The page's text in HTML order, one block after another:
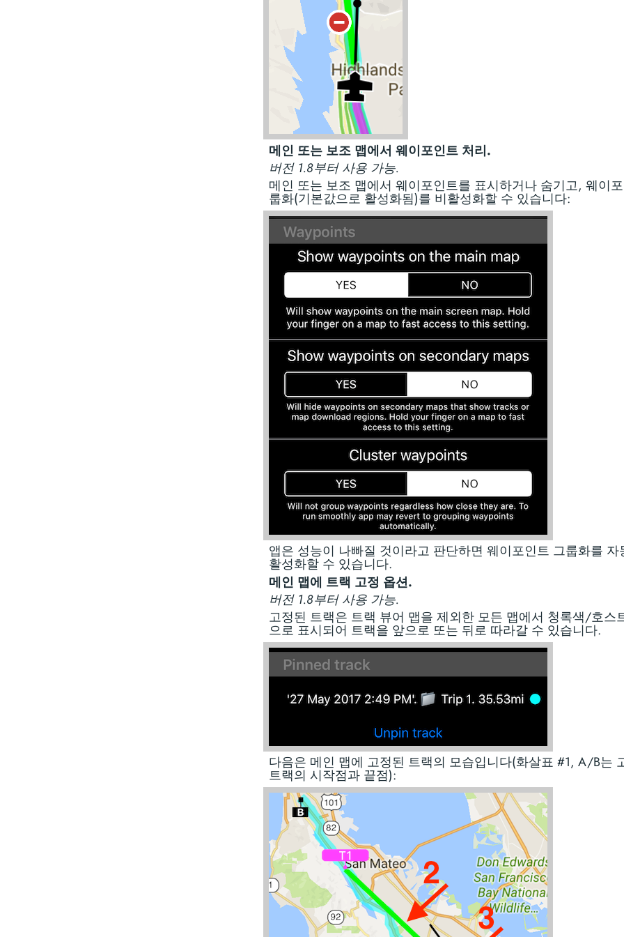
메인 또는 보조 맵에서 웨이포인트 처리.
버전 1.8부터 사용 가능.
메인 또는 보조 맵에서 웨이포인트를 표시하거나 숨기고, 웨이
룹화(기본값으로 활성화됨)를 비활성화할 수 있습니다:
앱은 성능이 나빠질 것이라고 판단하면 웨이포인트 그룹화를 자
활성화할 수 있습니다.
메인 맵에 트랙 고정 옵션.
버전 1.8부터 사용 가능.
고정된 트랙은 트랙 뷰어 맵을 제외한 모든 맵에서 청록색/호스
으로 표시되어 트랙을 앞으로 또는 뒤로 따라갈 수 있습니다.
다음은 메인 맵에 고정된 트랙의 모습입니다(화살표 #1, A/B는
트랙의 시작점과 끝점):